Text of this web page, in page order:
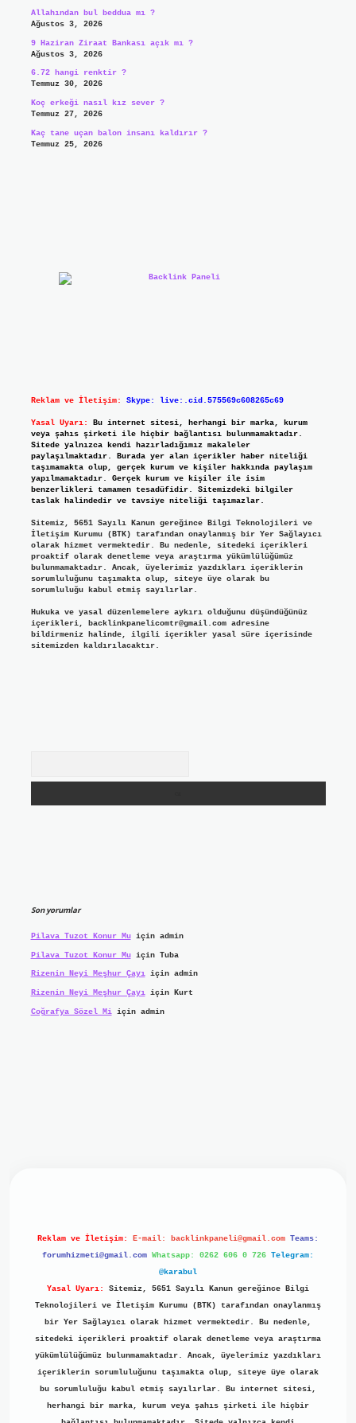
Allahından bul beddua mı ?
Ağustos 3, 2026
9 Haziran Ziraat Bankası açık mı ?
Ağustos 3, 2026
6.72 hangi renktir ?
Temmuz 30, 2026
Koç erkeği nasıl kız sever ?
Temmuz 27, 2026
Kaç tane uçan balon insanı kaldırır ?
Temmuz 25, 2026
Reklam ve İletişim: Skype: live:.cid.575569c608265c69
Yasal Uyarı:
Bu internet sitesi, herhangi bir marka, kurum
veya şahıs şirketi ile hiçbir bağlantısı bulunmamaktadır.
Sitede yalnızca kendi hazırladığımız makaleler
paylaşılmaktadır. Burada yer alan içerikler haber niteliği
taşımamakta olup, gerçek kurum ve kişiler hakkında paylaşım
yapılmamaktadır. Gerçek kurum ve kişiler ile isim
benzerlikleri tamamen tesadüfidir. Sitemizdeki bilgiler
taslak halindedir ve tavsiye niteliği taşımazlar.
Sitemiz, 5651 Sayılı Kanun gereğince Bilgi Teknolojileri ve
İletişim Kurumu (BTK) tarafından onaylanmış bir Yer Sağlayıcı
olarak hizmet vermektedir. Bu nedenle, sitedeki içerikleri
proaktif olarak denetleme veya araştırma yükümlülüğümüz
bulunmamaktadır. Ancak, üyelerimiz yazdıkları içeriklerin
sorumluluğunu taşımakta olup, siteye üye olarak bu
sorumluluğu kabul etmiş sayılırlar.
Hukuka ve yasal düzenlemelere aykırı olduğunu düşündüğünüz
içerikleri, backlinkpanelicomtr@gmail.comadresine
bildirmeniz halinde, ilgili içerikler yasal süre içerisinde
sitemizden kaldırılacaktır.
Son yorumlar
Pilava Tuzot Konur Muiçin admin
Pilava Tuzot Konur Muiçin Tuba
Rizenin Neyi Meşhur Çayıiçin admin
Rizenin Neyi Meşhur Çayıiçin Kurt
Coğrafya Sözel Miiçin admin
Reklam ve İletişim: E-mail: backlinkpaneli@gmail.com Teams:
forumhizmeti@gmail.com Whatsapp: 0262 606 0 726 Telegram:
@karabul
Yasal Uyarı:
Sitemiz, 5651 Sayılı Kanun gereğince Bilgi
Teknolojileri ve İletişim Kurumu (BTK) tarafından onaylanmış
bir Yer Sağlayıcı olarak hizmet vermektedir. Bu nedenle,
sitedeki içerikleri proaktif olarak denetleme veya araştırma
yükümlülüğümüz bulunmamaktadır. Ancak, üyelerimiz yazdıkları
içeriklerin sorumluluğunu taşımakta olup, siteye üye olarak
bu sorumluluğu kabul etmiş sayılırlar. Bu internet sitesi,
herhangi bir marka, kurum veya şahıs şirketi ile hiçbir